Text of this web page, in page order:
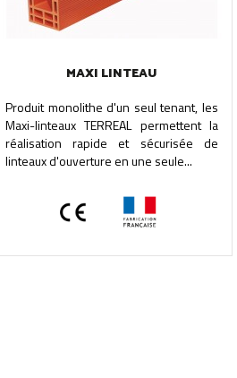
MAXI LINTEAU
Produit monolithe d'un seul tenant, les
Maxi-linteaux TERREAL permettent la
réalisation rapide et sécurisée de
linteaux d'ouverture en une seule...